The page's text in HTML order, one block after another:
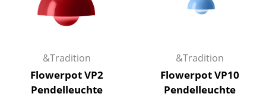
Accessoires
Spiegel
Figuren & Miniaturen
&Tradition
Flowerpot VP2
Pendelleuchte
&Tradition
Flowerpot VP10
Pendelleuchte